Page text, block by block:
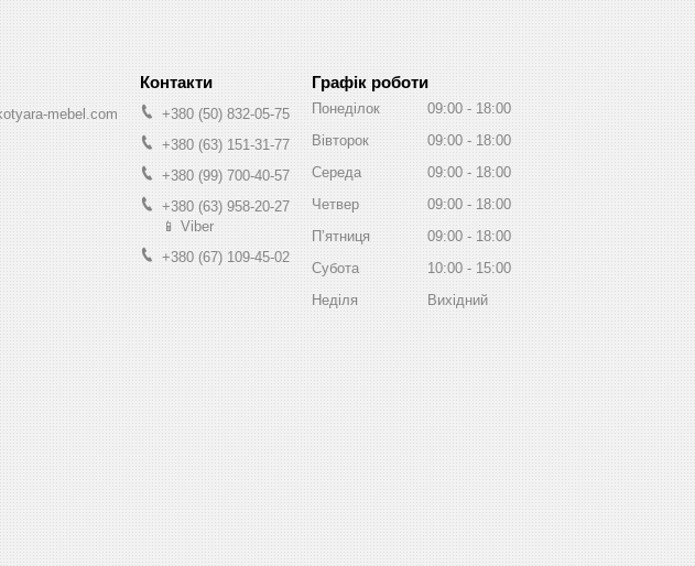
mebel.com
+380 (50) 832-05-75
+380 (63) 151-31-77
+380 (99) 700-40-57
+380 (63) 958-20-27
📱 Viber
+380 (67) 109-45-02
Графік роботи
Понеділок 09:00
18:00
Вівторок
09:00
18:00
Середа
09:00
18:00
Четвер
09:00
18:00
Пʼятниця
09:00
18:00
Субота
10:00
15:00
Неділя
Вихідний